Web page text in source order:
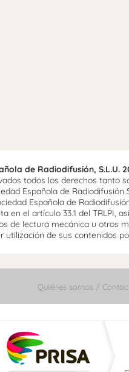
de Radiodifusión, S.L.U.
todos los derechos tanto
Española de
Española de
en el artículo 33.1 del TRLPI,
de lectura mecánica u otros
utilización de sus contenidos
Quiénes somos /